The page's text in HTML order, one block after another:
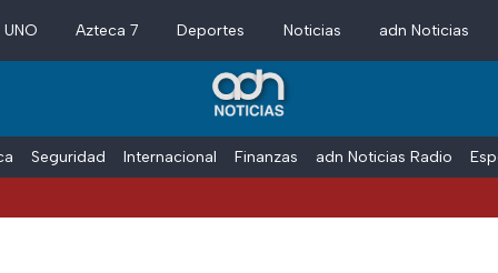
Azteca 7 Deportes Noticias adn Noticias
Seguridad Internacional Finanzas adn Noticias Radio